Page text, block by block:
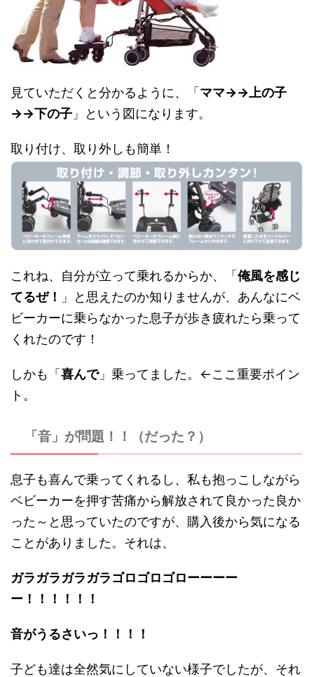
見ていただくと分かるように、「 ママ→→上の子
→→下の子 」という図になります。
取り付け、取り外しも簡単！
これね、自分が立って乗れるからか、「俺風を感じ
てるぜ！
」と思えたのか知りませんが、あんなにベ
ビーカーに乗らなかった息子が歩き疲れたら乗って
くれたのです！
しかも「喜んで」乗ってました。←ここ重要ポイン
ト。
「音」が問題！！（だった？）
息子も喜んで乗ってくれるし、私も抱っこしながら
ベビーカーを押す苦痛から解放されて良かった良か
った～と思っていたのですが、購入後から気になる
ことがありました。それは、
ガラガラガラガラゴロゴロゴローーーー
ー！！！！！！
音がうるさいっ！！！！
子ども達は全然気にしていない様子でしたが、それ